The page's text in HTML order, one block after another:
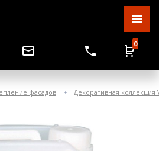
0
фасадов Декоративная коллекция